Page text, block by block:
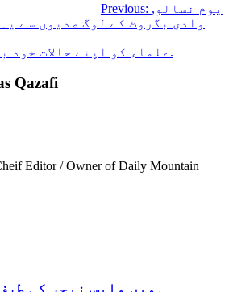
Previous:
وادی بگروٹ کے لوگ صدیوں سے
علماء کو اپنے حالات خود بہتر کرنا ہوگا.
Qazafi
Editor / Owner of Daily Mountain
ہمیں واپس نیچر کی